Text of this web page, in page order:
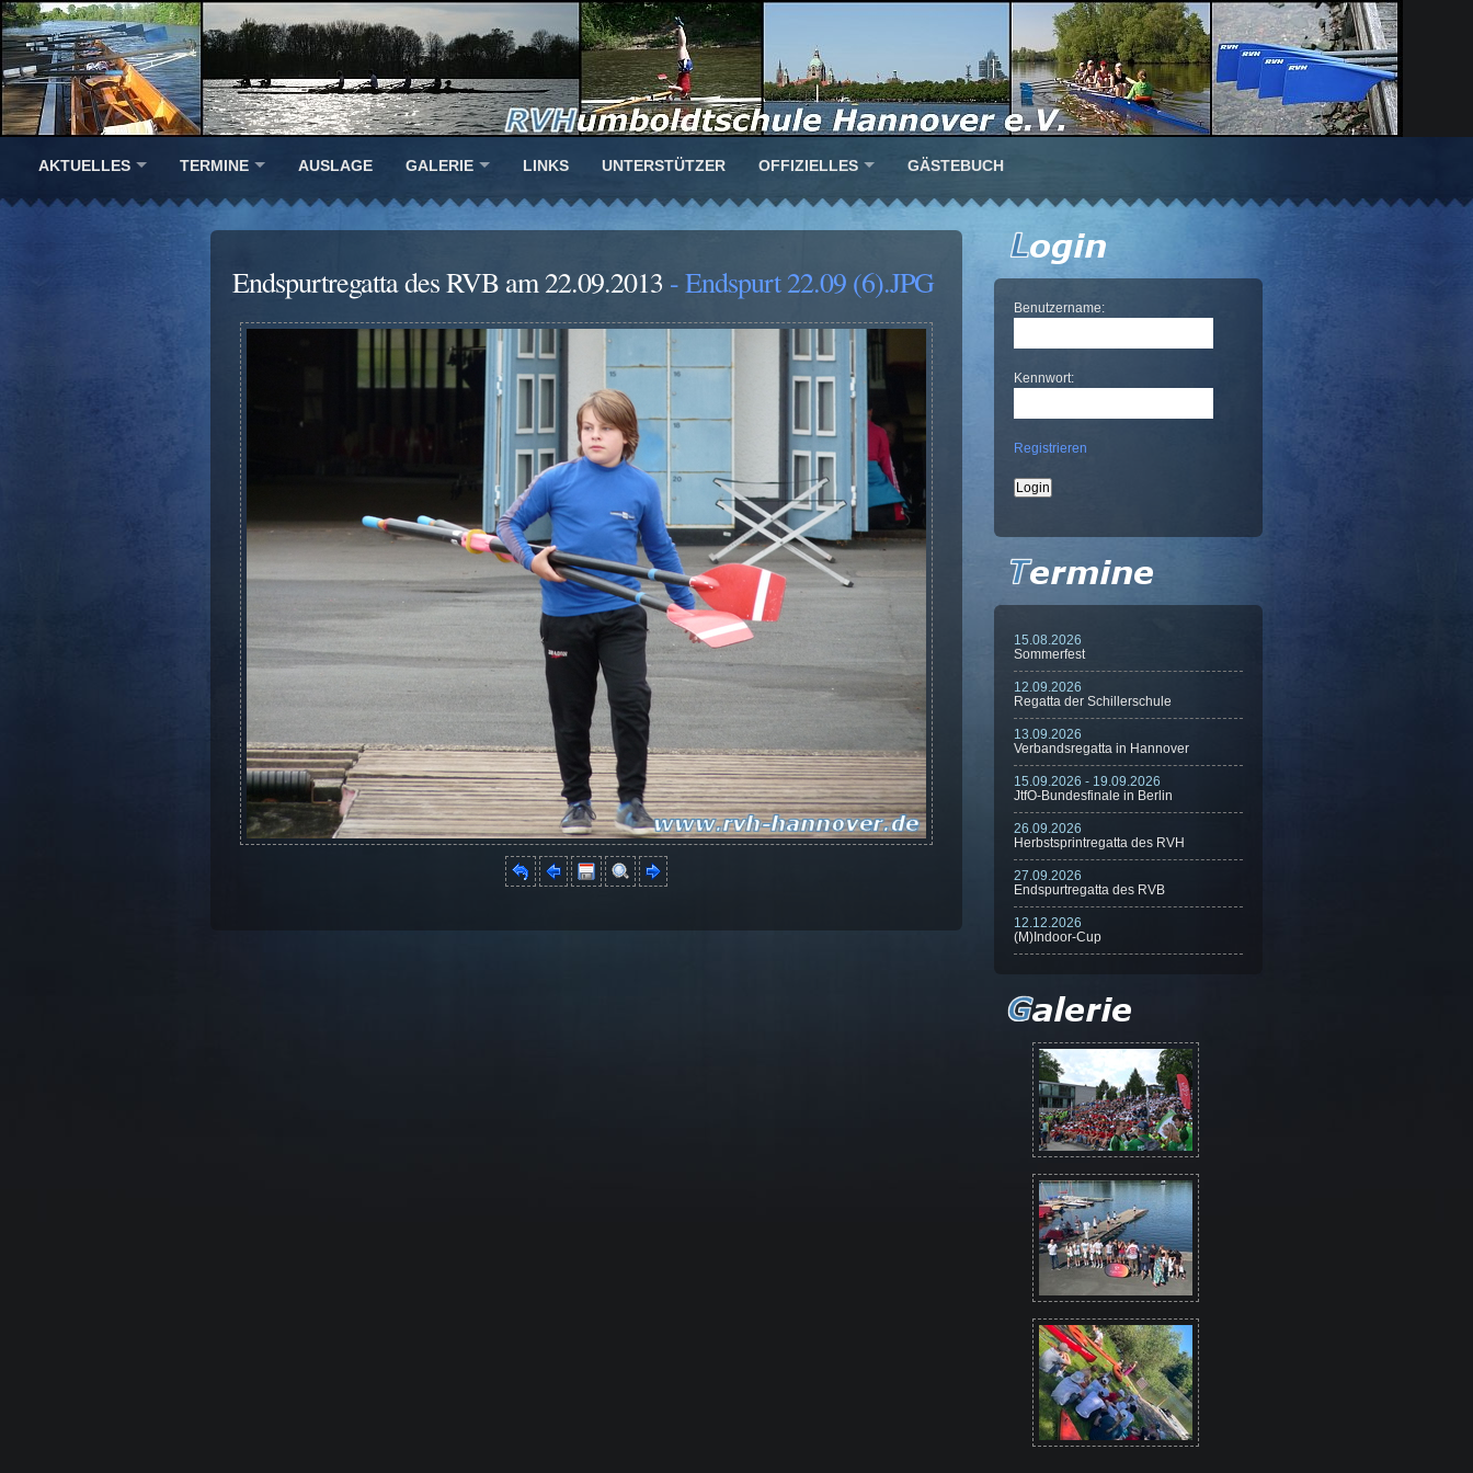
AKTUELLES TERMINE AUSLAGE GALERIE LINKS UNTERSTÜTZER OFFIZIELLES GÄSTEBUCH
Endspurtregatta des RVB am 22.09.2013 - Endspurt 22.09 (6).JPG
Benutzername:
Kennwort:
Registrieren
15.08.2026
Sommerfest
12.09.2026
Regatta der Schillerschule
13.09.2026
Verbandsregatta in Hannover
15.09.2026 - 19.09.2026
JtfO-Bundesfinale in Berlin
26.09.2026
Herbstsprintregatta des RVH
27.09.2026
Endspurtregatta des RVB
12.12.2026
(M)Indoor-Cup